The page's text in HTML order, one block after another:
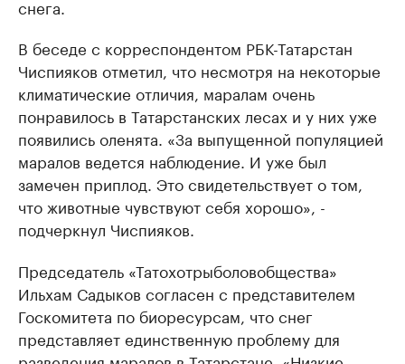
снега.
В беседе с корреспондентом РБК-Татарстан
Чиспияков отметил, что несмотря на некоторые
климатические отличия, маралам очень
понравилось в Татарстанских лесах и у них уже
появились оленята. «За выпущенной популяцией
маралов ведется наблюдение. И уже был
замечен приплод. Это свидетельствует о том,
что животные чувствуют себя хорошо», -
подчеркнул Чиспияков.
Председатель «Татохотрыболовобщества»
Ильхам Садыков согласен с представителем
Госкомитета по биоресурсам, что снег
представляет единственную проблему для